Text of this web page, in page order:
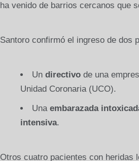
ha venido de barrios cercanos que
Santoro confirmó el ingreso de dos
Un directivode una
Unidad Coronaria (UCO).
Una embarazada
intensiva.
Otros cuatro pacientes con heridas